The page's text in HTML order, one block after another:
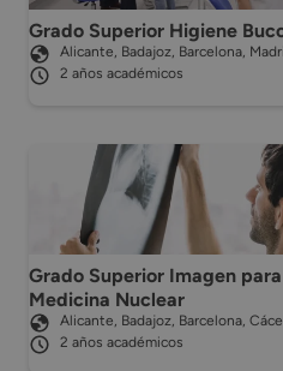
Grado Superior Higiene
Alicante, Badajoz, Barcelona,
2 años académicos
Grado Superior Imagen
Medicina Nuclear
Alicante, Badajoz, Barcelona,
2 años académicos